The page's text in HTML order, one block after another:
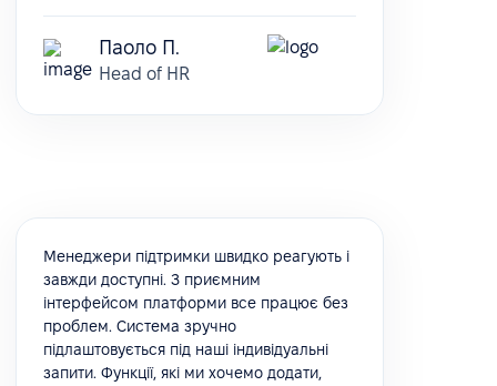
Паоло П.
Head of HR
Менеджери підтримки швидко реагують і
завжди доступні. З приємним
інтерфейсом платформи все працює без
проблем. Система зручно
підлаштовується під наші індивідуальні
запити. Функції, які ми хочемо додати,